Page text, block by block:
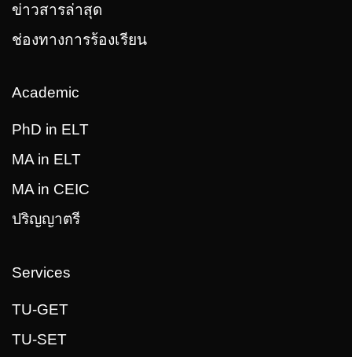
ข่าวสารล่าสุด
ช่องทางการร้องเรียน
Academic
PhD in ELT
MA in ELT
MA in CEIC
ปริญญาตรี
Services
TU-GET
TU-SET